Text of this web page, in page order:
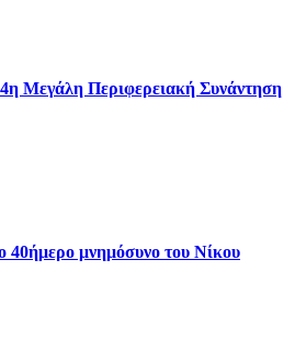
Μεγάλη Περιφερειακή Συνάντηση
40ήμερο μνημόσυνο του Νίκου